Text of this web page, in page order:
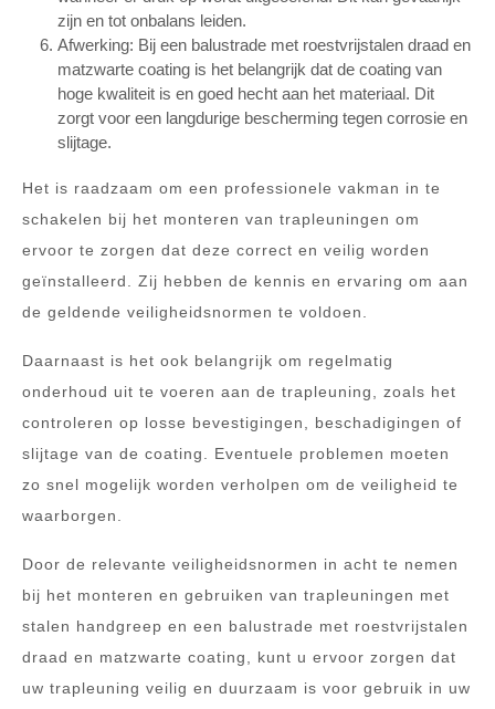
zijn en tot onbalans leiden.
Afwerking: Bij een balustrade met roestvrijstalen draad en
matzwarte coating is het belangrijk dat de coating van
hoge kwaliteit is en goed hecht aan het materiaal. Dit
zorgt voor een langdurige bescherming tegen corrosie en
slijtage.
Het is raadzaam om een professionele vakman in te
schakelen bij het monteren van trapleuningen om
ervoor te zorgen dat deze correct en veilig worden
geïnstalleerd. Zij hebben de kennis en ervaring om aan
de geldende veiligheidsnormen te voldoen.
Daarnaast is het ook belangrijk om regelmatig
onderhoud uit te voeren aan de trapleuning, zoals het
controleren op losse bevestigingen, beschadigingen of
slijtage van de coating. Eventuele problemen moeten
zo snel mogelijk worden verholpen om de veiligheid te
waarborgen.
Door de relevante veiligheidsnormen in acht te nemen
bij het monteren en gebruiken van trapleuningen met
stalen handgreep en een balustrade met roestvrijstalen
draad en matzwarte coating, kunt u ervoor zorgen dat
uw trapleuning veilig en duurzaam is voor gebruik in uw